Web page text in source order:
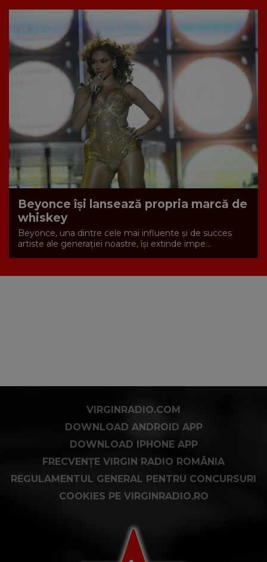
Beyonce își lansează propria marcă de
whiskey
Beyonce, una dintre cele mai influente și de succes
artiste ale generației noastre, își extinde impe...
VIRGINRADIO.COM
DOWNLOAD ANDROID APP
DOWNLOAD IPHONE APP
FRECVENȚE VIRGIN RADIO ROMÂNIA
REGULAMENTUL GENERAL PENTRU CONCURSURI
COOKIES PE VIRGINRADIO.RO